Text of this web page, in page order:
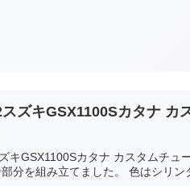
ズキGSX1100Sカタナ カ
キGSX1100Sカタナ カスタムチュ